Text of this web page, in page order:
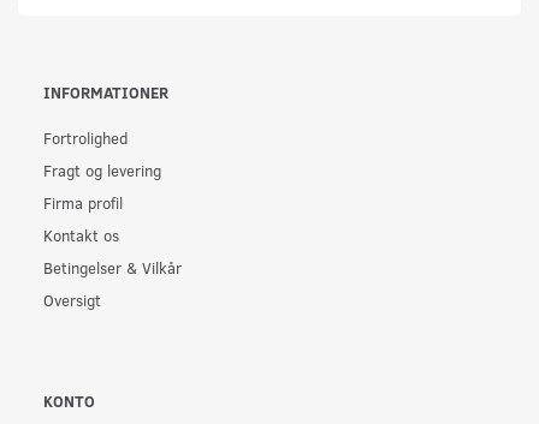
INFORMATIONER
Fortrolighed
Fragt og levering
Firma profil
Kontakt os
Betingelser & Vilkår
Oversigt
KONTO